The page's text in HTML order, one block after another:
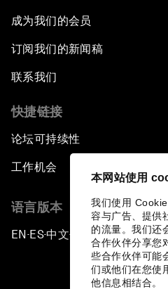
本网站使用
我们使用
容与广告、提供
的流量。我们还
合作伙伴分享您
些合作伙伴可能
们或他们在您使
他信息相结合。
成为我们的会员
订阅我们的新闻稿
联系我们
快捷链接
论坛可持续性
工作机会
语言版本
EN ▪ES▪中文▪ 日本語